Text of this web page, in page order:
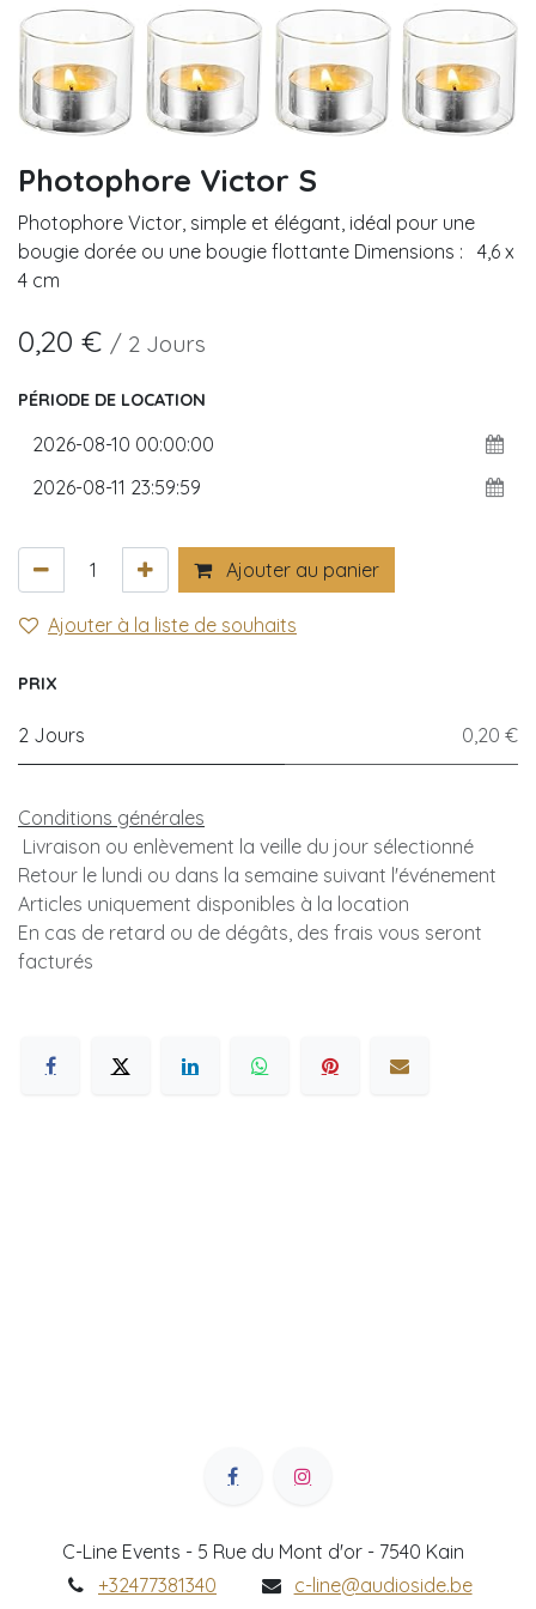
Photophore Victor S
Photophore Victor, simple et élégant, idéal pour une
bougie dorée ou une bougie flottante Dimensions : 4,6 x
4 cm
0,20 € / 2 Jours
PÉRIODE DE LOCATION
Ajouter au panier
Ajouter à la liste de souhaits
PRIX
2 Jours 0,20 €
Conditions générales
Livraison ou enlèvement la veille du jour sélectionné
Retour le lundi ou dans la semaine suivant l'événement
Articles uniquement disponibles à la location
En cas de retard ou de dégâts, des frais vous seront
facturés
C-Line Events - 5 Rue du Mont d'or - 7540 Kain
+32477381340
c-line@audioside.be